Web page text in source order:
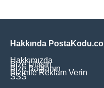
Hakkında PostaKodu.co
Hakkımızda
Bize Ulaşın
Bize Bağlanın
Bizimle Reklam Verin
SSS